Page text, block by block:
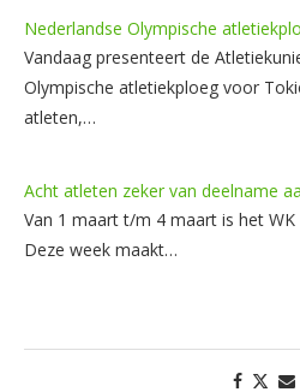
Nederlandse Olympische
Vandaag presenteert de
Olympische atletiekploeg voor
atleten,…
Acht atleten zeker van deelname
Van 1 maart t/m 4 maart is het
Deze week maakt…